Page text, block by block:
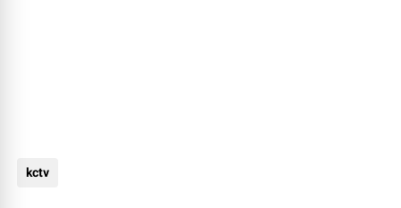
kctv